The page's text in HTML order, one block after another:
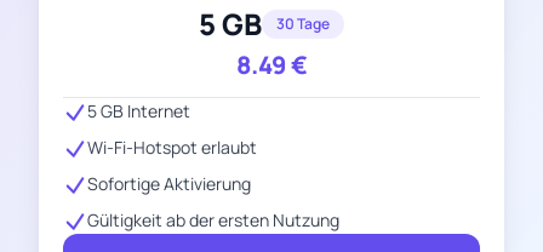
5 GB 30 Tage
8.49€
5 GB Internet
Wi-Fi-Hotspot erlaubt
Sofortige Aktivierung
Gültigkeit ab der ersten Nutzung